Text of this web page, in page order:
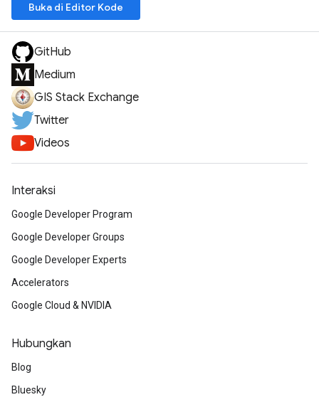
Buka di Editor Kode
GitHub
Medium
GIS Stack Exchange
Twitter
Videos
Interaksi
Google Developer Program
Google Developer Groups
Google Developer Experts
Accelerators
Google Cloud & NVIDIA
Hubungkan
Blog
Bluesky